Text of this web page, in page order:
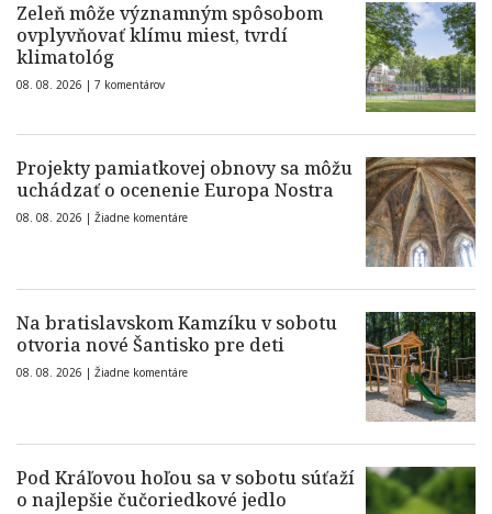
Zeleň môže významným spôsobom
ovplyvňovať klímu miest, tvrdí
klimatológ
08. 08. 2026 | 7 komentárov
Projekty pamiatkovej obnovy sa môžu
uchádzať o ocenenie Europa Nostra
08. 08. 2026 | Žiadne komentáre
Na bratislavskom Kamzíku v sobotu
otvoria nové Šantisko pre deti
08. 08. 2026 | Žiadne komentáre
Pod Kráľovou hoľou sa v sobotu súťaží
o najlepšie čučoriedkové jedlo